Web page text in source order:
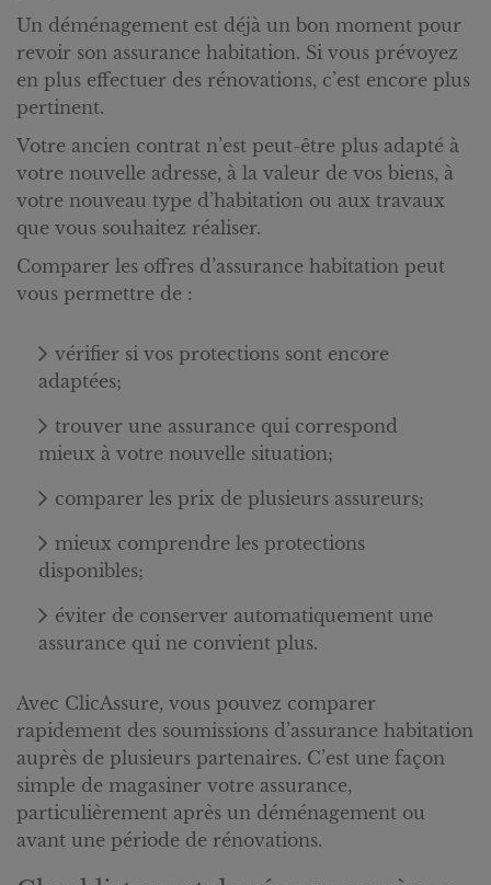
Un déménagement est déjà un bon moment pour
revoir son assurance habitation. Si vous prévoyez
en plus effectuer des rénovations, c’est encore plus
pertinent.
Votre ancien contrat n’est peut-être plus adapté à
votre nouvelle adresse, à la valeur de vos biens, à
votre nouveau type d’habitation ou aux travaux
que vous souhaitez réaliser.
Comparer les offres d’assurance habitation peut
vous permettre de :
vérifier si vos protections sont encore
adaptées;
trouver une assurance qui correspond
mieux à votre nouvelle situation;
comparer les prix de plusieurs assureurs;
mieux comprendre les protections
disponibles;
éviter de conserver automatiquement une
assurance qui ne convient plus.
Avec ClicAssure, vous pouvez comparer
rapidement des soumissions d’assurance habitation
auprès de plusieurs partenaires. C’est une façon
simple de magasiner votre assurance,
particulièrement après un déménagement ou
avant une période de rénovations.